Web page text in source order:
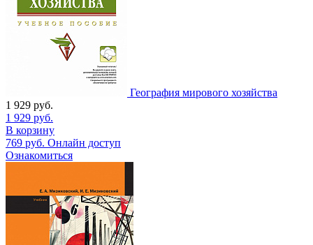
География мирового хозяйства
1 929 руб.
1 929 руб.
В корзину
769 руб. Онлайн доступ
Ознакомиться